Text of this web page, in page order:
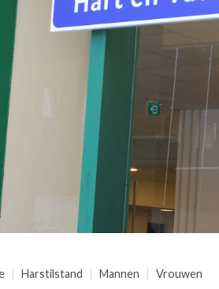
OPINIE
HUISARTSENPOST
PRAKTIJKZAKEN
TARIEVEN
VPHUISARTSEN
MEDISCHE VAKHANDEL
INLOGGEN
REGISTRATIE
Harstilstand Mannen Vrouwen